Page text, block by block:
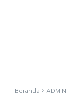
Beranda ADMIN